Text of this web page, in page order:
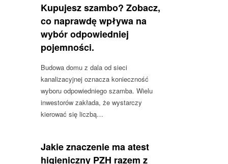
Kupujesz szambo? Zobacz,
co naprawdę wpływa na
wybór odpowiedniej
pojemności.
Budowa domu z dala od sieci
kanalizacyjnej oznacza konieczność
wyboru odpowiedniego szamba. Wielu
inwestorów zakłada, że wystarczy
kierować się liczbą…
Jakie znaczenie ma atest
higieniczny PZH razem z